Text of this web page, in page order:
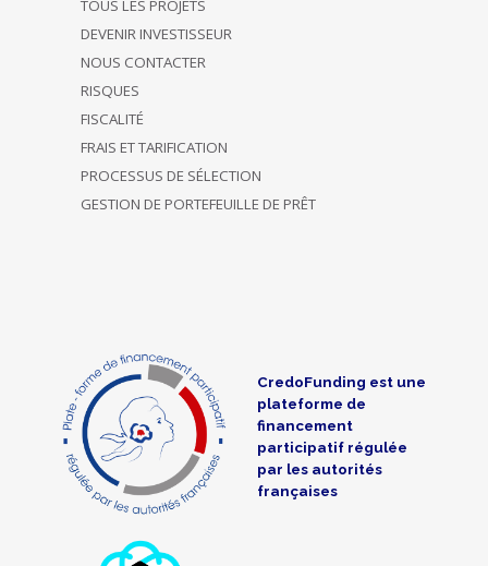
TOUS LES PROJETS
DEVENIR INVESTISSEUR
NOUS CONTACTER
RISQUES
FISCALITÉ
FRAIS ET TARIFICATION
PROCESSUS DE SÉLECTION
GESTION DE PORTEFEUILLE DE PRÊT
CredoFunding est une
plateforme de
financement
participatif régulée
par les autorités
françaises